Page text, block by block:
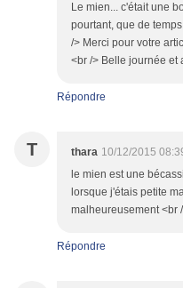
Le mien... c'était une
pourtant, que de
/> Merci pour votre
<br /> Belle journée et
Répondre
T thara 10/12/2015
le mien est une
lorsque j'étais petite
malheureusement <br
Répondre